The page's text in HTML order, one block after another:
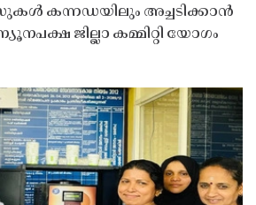
കന്നഡയിലും അച്ചടിക്കാൻ
ജില്ലാ കമ്മിറ്റി യോഗം